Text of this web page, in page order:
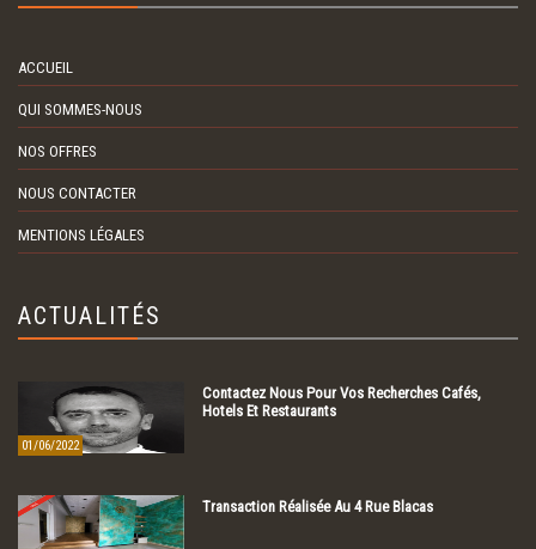
ACCUEIL
QUI SOMMES-NOUS
NOS OFFRES
NOUS CONTACTER
MENTIONS LÉGALES
ACTUALITÉS
01/06/2022
Contactez Nous Pour Vos Recherches Cafés,
Hotels Et Restaurants
Transaction Réalisée Au 4 Rue Blacas